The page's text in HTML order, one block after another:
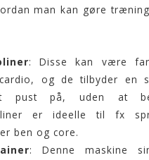
man kan gøre
: Disse kan være
og de tilbyder en
pust på, uden at
er ideelle til fx
ben og core.
: Denne maskine